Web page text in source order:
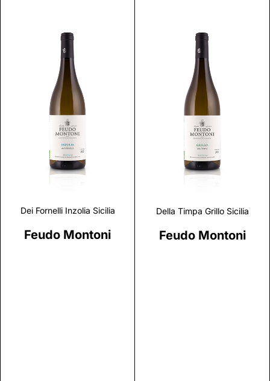
Dei Fornelli Inzolia Sicilia
Feudo Montoni
Discover
Della Timpa Grillo Sicilia
Feudo Montoni
Discover